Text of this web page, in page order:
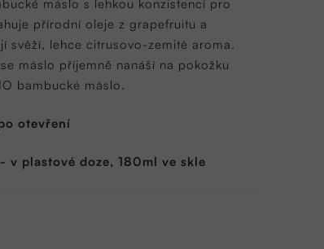
máslo s lehkou konzistencí pro
přírodní oleje z grapefruitu a
svěží, lehce citrusovo-zemité aroma.
máslo příjemně nanáší na pokožku
bambucké máslo.
otevření
v plastové doze, 180ml ve skle